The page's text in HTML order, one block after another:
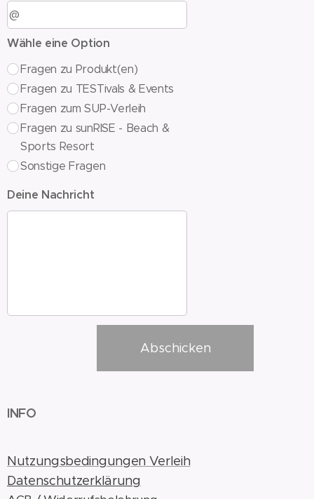
Wähle eine Option
Fragen zu Produkt(en)
Fragen zu TESTivals & Events
Fragen zum SUP-Verleih
Fragen zu sunRISE - Beach &
Sports Resort
Sonstige Fragen
Deine Nachricht
Abschicken
INFO
Nutzungsbedingungen Verleih
Datenschutzerklärung